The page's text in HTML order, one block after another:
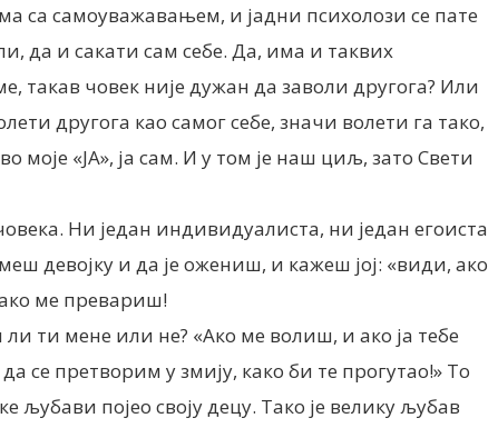
са самоуважавањем, и јадни психолози се пате
да и сакати сам себе. Да, има и таквих
такав човек није дужан да заволи другога? Или
другога као самог себе, значи волети га тако,
моје «ЈА», ја сам. И у том је наш циљ, зато Свети
Ни један индивидуалиста, ни један егоиста
девојку и да је ожениш, и кажеш јој: «види, ако
ме превариш!
ти мене или не? «Ако ме волиш, и ако ја тебе
се претворим у змију, како би те прогутао!» То
љубави појео своју децу. Тако је велику љубав